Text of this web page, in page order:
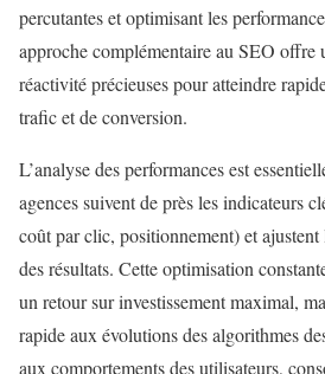
percutantes et optimisant les
approche complémentaire au SEO offre
réactivité précieuses pour atteindre
trafic et de conversion.
L’analyse des performances est
agences suivent de près les indicateurs
coût par clic, positionnement) et ajustent
des résultats. Cette optimisation
un retour sur investissement maximal,
rapide aux évolutions des algorithmes
aux comportements des utilisateurs,